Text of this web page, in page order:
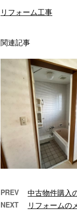
リフォーム工事
関連記事
PREV 中古物件購入
NEXT リフォームの